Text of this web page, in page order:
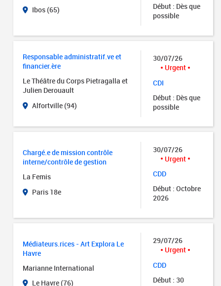
Ibos (65)
Début : Dès que
possible
Responsable administratif.ve et
financier.ère
Le Théâtre du Corps Pietragalla et
Julien Derouault
Alfortville (94)
30/07/26
Urgent
CDI
Début : Dès que
possible
Chargé.e de mission contrôle
interne/contrôle de gestion
La Femis
Paris 18e
30/07/26
Urgent
CDD
Début : Octobre
2026
Médiateurs.rices - Art Explora Le
Havre
Marianne International
Le Havre (76)
29/07/26
Urgent
CDD
Début : 30